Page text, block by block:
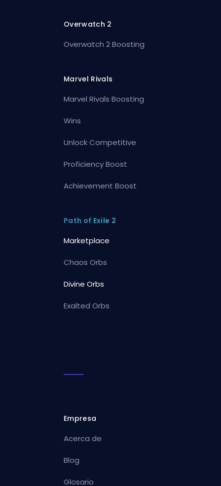
Overwatch 2
Overwatch 2 Boosting
Marvel Rivals
Marvel Rivals Boosting
Wins
Unlock Competitive
Proficiency Boost
Achievement Boost
Path of Exile 2
Marketplace
Chaos Orbs
Divine Orbs
Exalted Orbs
Empresa
Acerca de
Blog
Glosario